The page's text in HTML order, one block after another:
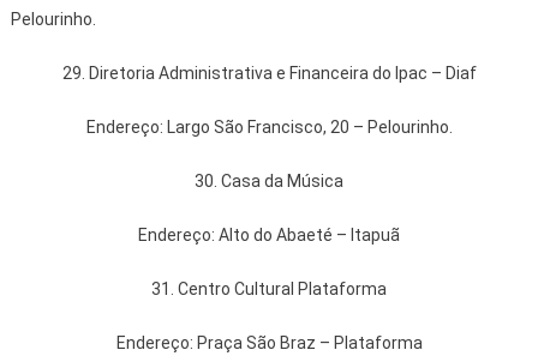
Pelourinho.
29. Diretoria Administrativa e Financeira do Ipac – Diaf
Endereço: Largo São Francisco, 20 – Pelourinho.
30. Casa da Música
Endereço: Alto do Abaeté – Itapuã
31. Centro Cultural Plataforma
Endereço: Praça São Braz – Plataforma